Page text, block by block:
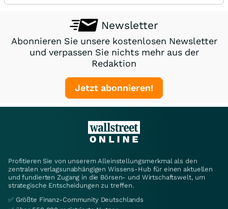
Newsletter
Abonnieren Sie unsere kostenlosen Newsletter
und verpassen Sie nichts mehr aus der
Redaktion
Jetzt abonnieren!
Profitieren Sie von unserem Alleinstellungsmerkmal als den
zentralen verlagsunabhängigen Wissens-Hub für einen aktuellen
und fundierten Zugang in die Börsen- und Wirtschaftswelt, um
strategische Entscheidungen zu treffen.
✅ Größte Finanz-Community Deutschlands